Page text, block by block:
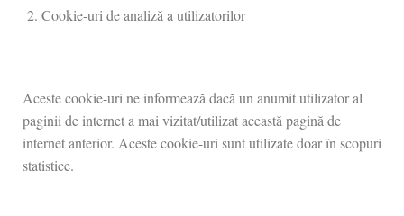
Cookie-uri de analiză a utilizatorilor
Aceste cookie-uri ne informează dacă un anumit utilizator al
paginii de internet a mai vizitat/utilizat această pagină de
internet anterior. Aceste cookie-uri sunt utilizate doar în scopuri
statistice.